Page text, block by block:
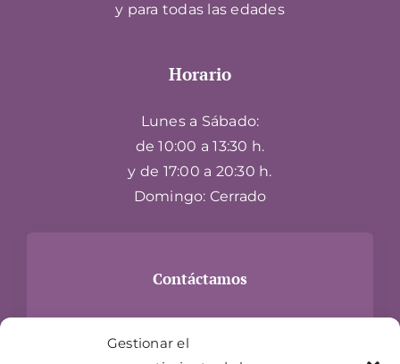
Gestionar el
y para todas las edades
Horario
Lunes a Sábado:
de 10:00 a 13:30 h.
y de 17:00 a 20:30 h.
Domingo: Cerrado
Contáctamos
17300 Blanes, Girona